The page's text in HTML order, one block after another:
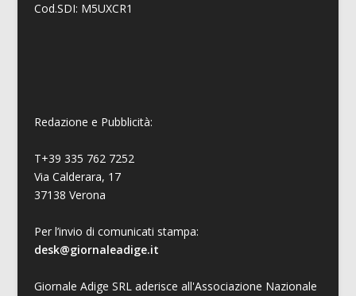
Cod.SDI: M5UXCR1
Redazione e Pubblicità:
T+39 335 762 7252
Via Calderara, 17
37138 Verona
Per l’invio di comunicati stampa:
desk@giornaleadige.it
Giornale Adige SRL aderisce all'Associazione Nazionale